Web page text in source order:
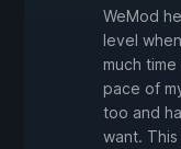
WeMod
level
much
pace of
too and
want.